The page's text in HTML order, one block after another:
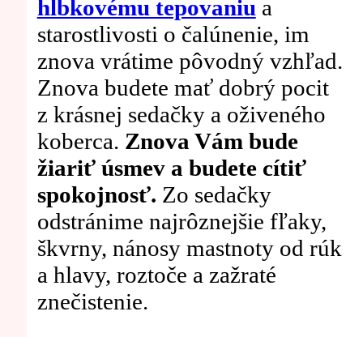
hĺbkovému tepovaniu a
starostlivosti o čalúnenie, im
znova vrátime pôvodný vzhľad.
Znova budete mať dobrý pocit
z krásnej sedačky a oživeného
koberca. Znova Vám bude
žiariť úsmev a budete cítiť
spokojnosť. Zo sedačky
odstránime najrôznejšie fľaky,
škvrny, nánosy mastnoty od rúk
a hlavy, roztoče a zažraté
znečistenie.